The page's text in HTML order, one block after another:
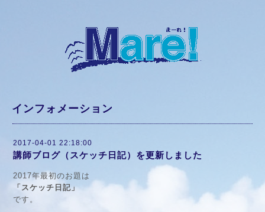
インフォメーション
2017-04-01 22:18:00
講師ブログ（スケッチ日記）を更新しました
2017年最初のお題は
「スケッチ日記」
です。